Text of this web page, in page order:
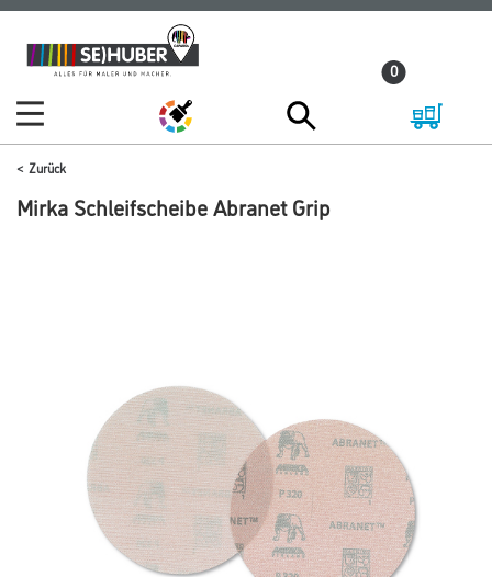
Zum
Inhalt
Zum
Navigationsmenü
0
Zurück
Mirka Schleifscheibe Abranet Grip